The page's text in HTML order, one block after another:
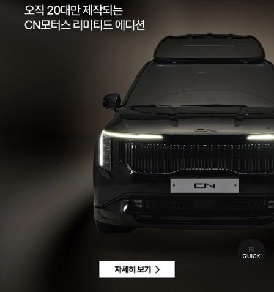
전화 |1855-3966
팩스 | 032-578-3966
통신판매업신고번호 | 제 2022-인천서구-2322호
차량구매상담 | 평일 09:00 ~ 18:00 / 주말 및 공휴일 10:00 ~ 18:00
AS 및 기타상담 | 평일 09:00 ~ 18:00 / 주말 및 공휴일 휴무
이메일수집정보